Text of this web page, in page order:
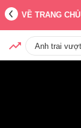
VỀ TRANG CHỦ
Anh trai